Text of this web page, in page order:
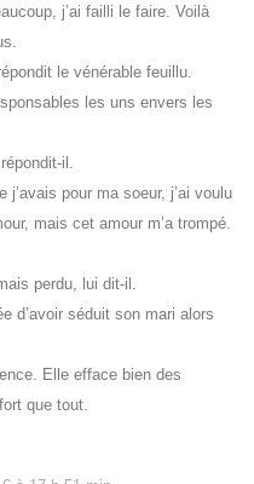
j’ai failli le faire. Voilà
le vénérable feuillu.
les uns envers les
il.
j’avais pour ma soeur, j’ai voulu
mais cet amour m’a trompé.
perdu, lui dit-il.
d’avoir séduit son mari alors
Elle efface bien des
que tout.